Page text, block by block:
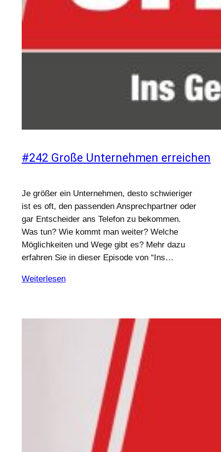
#242 Große Unternehmen erreichen
Je größer ein Unternehmen, desto schwieriger
ist es oft, den passenden Ansprechpartner oder
gar Entscheider ans Telefon zu bekommen.
Was tun? Wie kommt man weiter? Welche
Möglichkeiten und Wege gibt es? Mehr dazu
erfahren Sie in dieser Episode von “Ins…
Weiterlesen